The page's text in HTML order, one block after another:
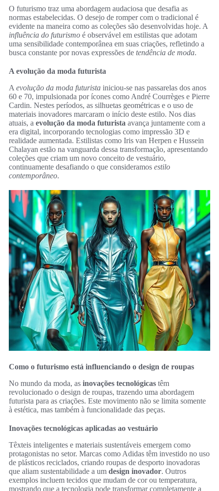
O futurismo traz uma abordagem audaciosa que desafia as
normas estabelecidas. O desejo de romper com o tradicional é
evidente na maneira como as coleções são desenvolvidas hoje. A
influência do futurismo é observável em estilistas que adotam
uma sensibilidade contemporânea em suas criações, refletindo a
busca constante por novas expressões de tendência de moda.
A evolução da moda futurista
A evolução da moda futurista iniciou-se nas passarelas dos anos
60 e 70, impulsionada por ícones como André Courrèges e Pierre
Cardin. Nestes períodos, as silhuetas geométricas e o uso de
materiais inovadores marcaram o início deste estilo. Nos dias
atuais, a evolução da moda futurista avança juntamente com a
era digital, incorporando tecnologias como impressão 3D e
realidade aumentada. Estilistas como Iris van Herpen e Hussein
Chalayan estão na vanguarda dessa transformação, apresentando
coleções que criam um novo conceito de vestuário,
continuamente desafiando o que consideramos estilo
contemporâneo.
Como o futurismo está influenciando o design de roupas
No mundo da moda, as inovações tecnológicas têm
revolucionado o design de roupas, trazendo uma abordagem
futurista para as criações. Este movimento não se limita somente
à estética, mas também à funcionalidade das peças.
Inovações tecnológicas aplicadas ao vestuário
Têxteis inteligentes e materiais sustentáveis emergem como
protagonistas no setor. Marcas como Adidas têm investido no uso
de plásticos reciclados, criando roupas de desporto inovadoras
que aliam sustentabilidade a um design inovador. Outros
exemplos incluem tecidos que mudam de cor ou temperatura,
mostrando que a tecnologia pode transformar completamente a